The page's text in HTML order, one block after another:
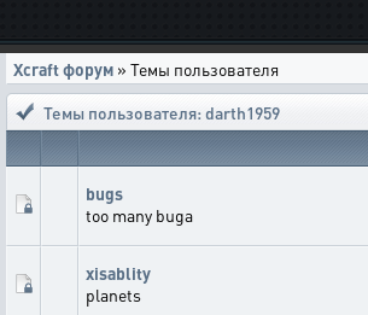
Xcraft форум » Темы пользователя
Темы пользователя: darth1959
bugs
too many buga
xisablity
planets